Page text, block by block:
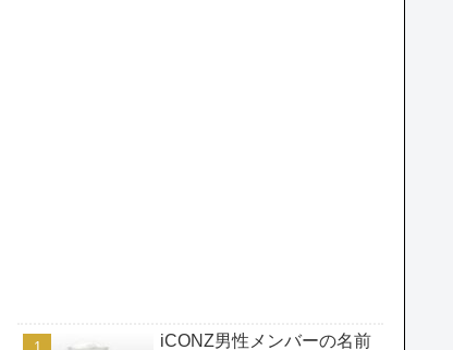
iCONZ男性メンバーの名前